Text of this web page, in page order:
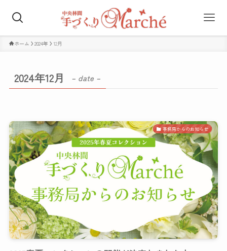
ホーム 2024年 12月
2024年12月 – date –
事務局からのお知らせ